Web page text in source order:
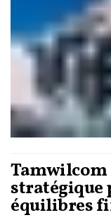
stratégique
équilibres